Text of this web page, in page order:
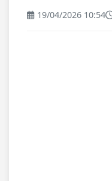
19/04/2026 10:54